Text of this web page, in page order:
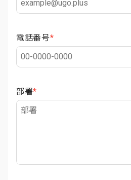
電話番号*
部署*